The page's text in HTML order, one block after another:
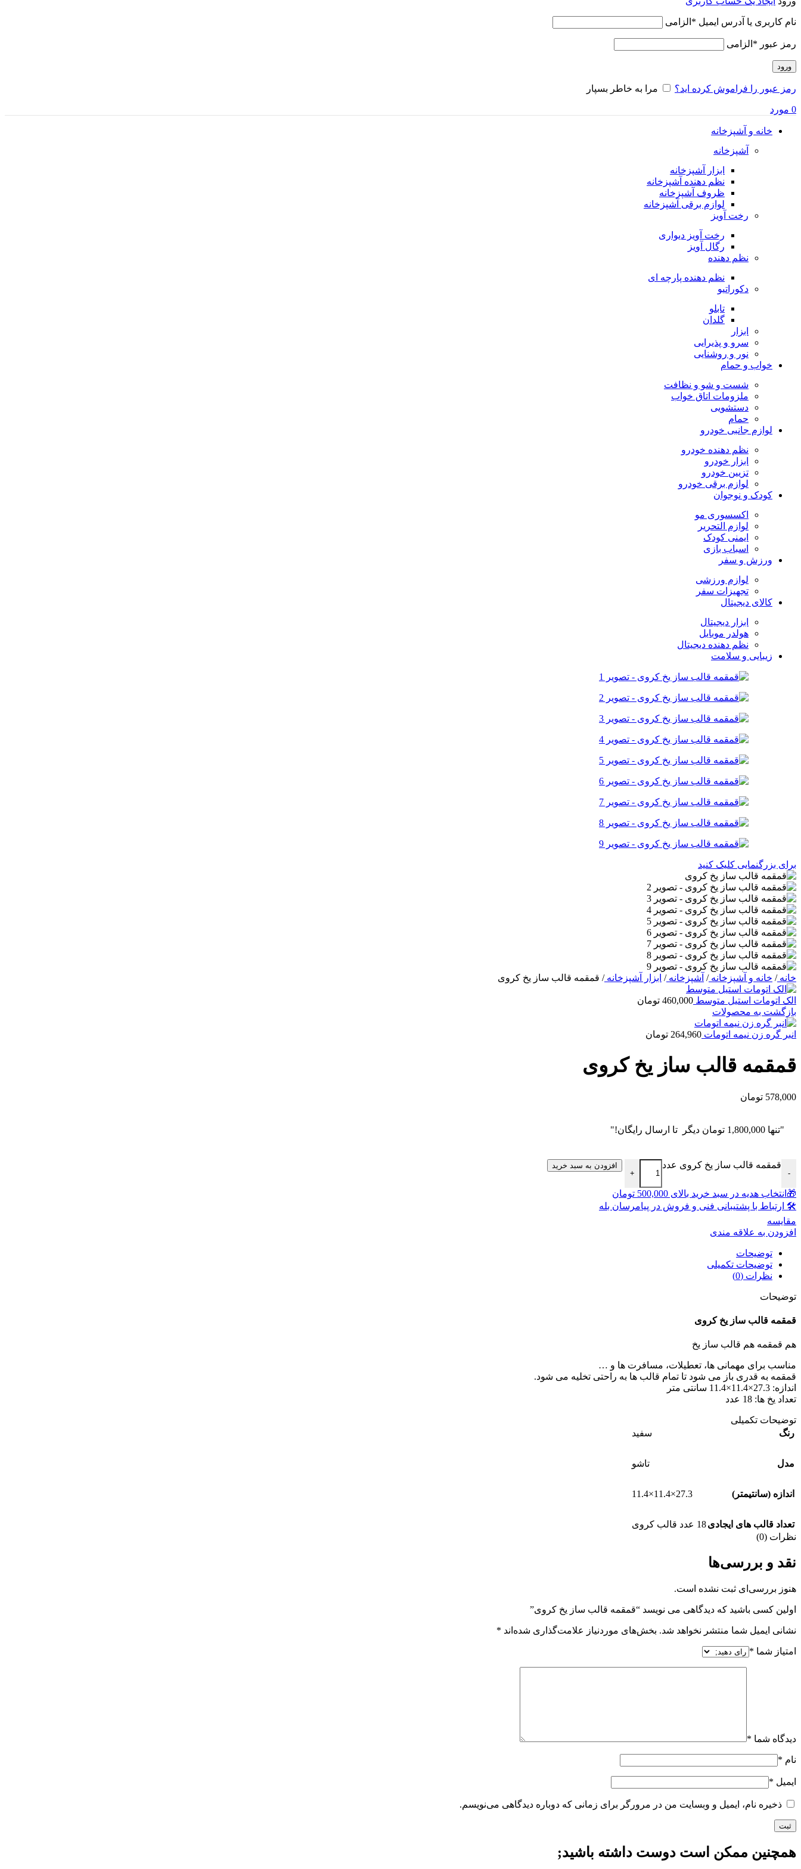
نام کاربری یا آدرس ایمیل * الزامی
رمز عبور * الزامی
ورود
رمز عبور را فراموش کرده اید؟ مرا به خاطر بسپار
0 مورد
خانه و آشپزخانه
آشپزخانه
ابزار آشپزخانه
نظم دهنده آشپزخانه
ظروف آشپزخانه
لوازم برقی آشپزخانه
رخت آویز
رخت آویز دیواری
رگال آویز
نظم دهنده
نظم دهنده پارچه ای
دکوراتیو
تابلو
گلدان
ابزار
سرو و پذیرایی
نور و روشنایی
خواب و حمام
شست و شو و نظافت
ملزومات اتاق خواب
دستشویی
حمام
لوازم جانبی خودرو
نظم دهنده خودرو
ابزار خودرو
تزیین خودرو
لوازم برقی خودرو
کودک و نوجوان
اکسسوری مو
لوازم التحریر
ایمنی کودک
اسباب بازی
ورزش و سفر
لوازم ورزشی
تجهیزات سفر
کالای دیجیتال
ابزار دیجیتال
هولدر موبایل
نظم دهنده دیجیتال
زیبایی و سلامت
برای بزرگنمایی کلیک کنید
خانه/ خانه و آشپزخانه/ آشپزخانه/ ابزار آشپزخانه/ قمقمه قالب ساز یخ کروی
الک اتومات استیل متوسط 460,000 تومان
بازگشت به محصولات
انبر گره زن نیمه اتومات 264,960 تومان
قمقمه قالب ساز یخ کروی
578,000 تومان
"تنها 1,800,000 تومان دیگر تا ارسال رایگان!"
-
قمقمه قالب ساز یخ کروی عدد
+
افزودن به سبد خرید
🎁انتخاب هدیه در سبد خرید بالای 500,000 تومان
🛠 ارتباط با پشتیبانی فنی و فروش در پیامرسان بله
مقايسه
افزودن به علاقه مندی
توضیحات
توضیحات تکمیلی
نظرات (0)
توضیحات
قمقمه قالب ساز یخ کروی
هم قمقمه هم قالب ساز یخ
مناسب برای مهمانی ها، تعطیلات، مسافرت ها و …
قمقمه به قدری باز می شود تا تمام قالب ها به راحتی تخلیه می شود.
اندازه: 27.3×11.4×11.4 سانتی متر
تعداد یخ ها: 18 عدد
توضیحات تکمیلی
رنگ
سفید
مدل تاشو
اندازه (سانتیمتر) 27.3×11.4×11.4
تعداد قالب های ایجادی18 عدد قالب کروی
نظرات (0)
نقد و بررسی‌ها
هنوز بررسی‌ای ثبت نشده است.
اولین کسی باشید که دیدگاهی می نویسد “قمقمه قالب ساز یخ کروی”
نشانی ایمیل شما منتشر نخواهد شد. بخش‌های موردنیاز علامت‌گذاری شده‌اند *
امتیاز شما *
دیدگاه شما *
نام *
ایمیل *
ذخیره نام، ایمیل و وبسایت من در مرورگر برای زمانی که دوباره دیدگاهی می‌نویسم.
همچنین ممکن است دوست داشته باشید;